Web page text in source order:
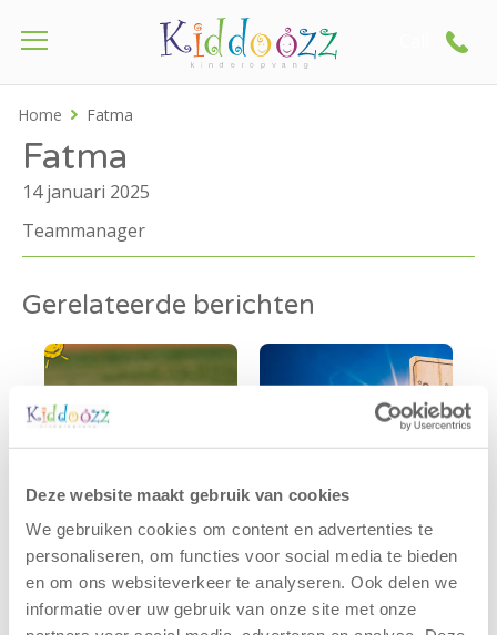
Deze website maakt gebruik van cookies
We gebruiken cookies om content en advertenties te
personaliseren, om functies voor social media te bieden
en om ons websiteverkeer te analyseren. Ook delen we
informatie over uw gebruik van onze site met onze
Home Fatma
Fatma
14 januari 2025
Teammanager
Gerelateerde berichten
Nieuwe locatie
– Sport BSO
Oldegaarde
Sluiting
locaties –
CODE ROOD